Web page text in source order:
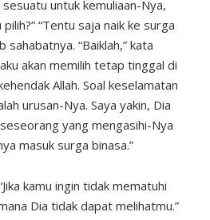
untuk kemuliaan-Nya,
“Tentu saja naik ke surga
sahabatnya. “Baiklah,” kata
akan memilih tetap tinggal di
Allah. Soal keselamatan
urusan-Nya. Saya yakin, Dia
yang mengasihi-Nya
masuk surga binasa.”
kamu ingin tidak mematuhi
Dia tidak dapat melihatmu.”